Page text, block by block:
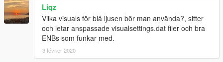
Liqz
Vilka visuals för blå ljusen bör man använda?, sitter
och letar anspassade visualsettings.dat filer och bra
ENBs som funkar med.
3 février 2020